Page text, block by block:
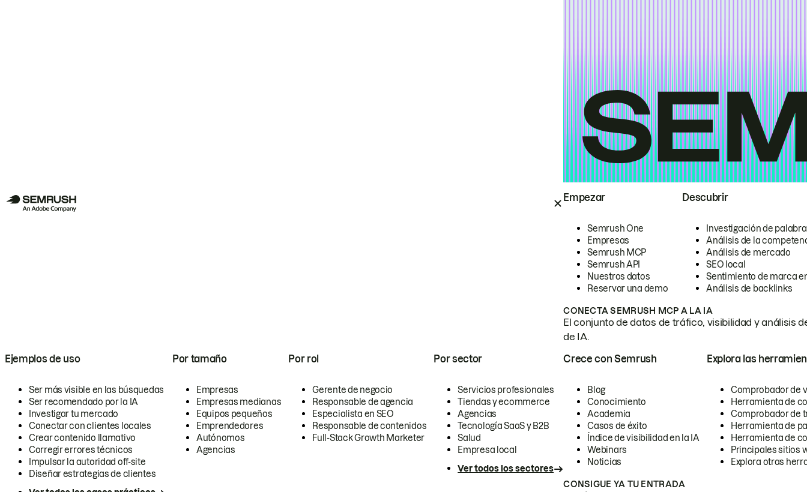
Empezar
Semrush One
Empresas
Semrush MCP
Semrush API
Nuestros datos
Reservar una demo
Descubrir
Investigación de
Análisis de la
Análisis de mercado
SEO local
Sentimiento de marca
Análisis de backlinks
CONECTA SEMRUSH MCP A LA IA
El conjunto de datos de tráfico, visibilidad y análisis
de IA.
Ejemplos de uso
Ser más visible en las búsquedas
Ser recomendado por la IA
Investigar tu mercado
Conectar con clientes locales
Crear contenido llamativo
Corregir errores técnicos
Impulsar la autoridad off-site
Diseñar estrategias de clientes
Por tamaño
Empresas
Empresas medianas
Equipos pequeños
Emprendedores
Autónomos
Agencias
Por rol
Gerente de negocio
Responsable de agencia
Especialista en SEO
Responsable de contenidos
Full-Stack Growth Marketer
Por sector
Servicios profesionales
Tiendas y ecommerce
Agencias
Tecnología SaaS y B2B
Salud
Empresa local
Ver todos los sectores
Crece con Semrush
Blog
Conocimiento
Academia
Casos de éxito
Índice de visibilidad en la IA
Webinars
Noticias
Explora las
Comprobador de
Herramienta de
Comprobador de
Herramienta de
Herramienta de
Principales sitios
Explora otras
CONSIGUE YA TU ENTRADA